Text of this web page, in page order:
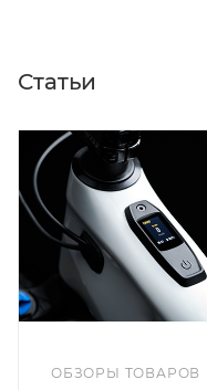
Статьи
ОБЗОРЫ ТОВАРОВ